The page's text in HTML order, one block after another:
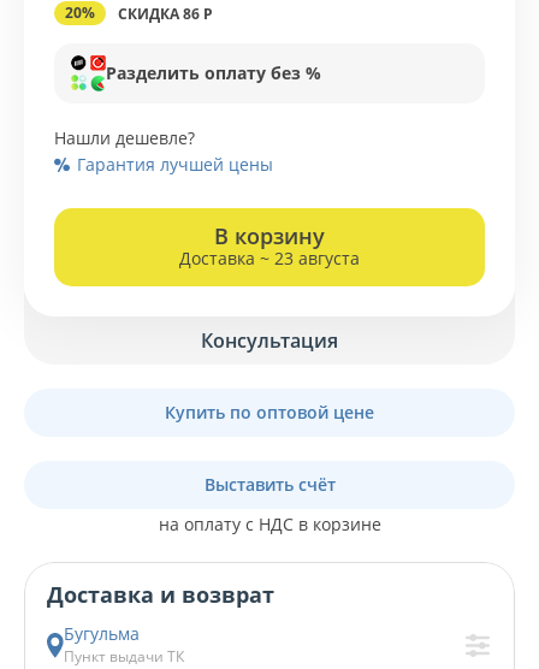
20% СКИДКА 86 Р
Разделить оплату без %
Нашли дешевле?
Гарантия лучшей цены
В корзину
Доставка ~ 23 августа
Консультация
Купить по оптовой цене
Выставить счёт
на оплату с НДС в корзине
Доставка и возврат
Бугульма
Пункт выдачи ТК